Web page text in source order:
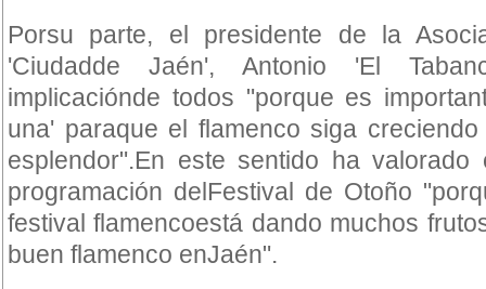
Porsu parte, el presidente de la
'Ciudadde Jaén', Antonio 'El
implicaciónde todos "porque es
una' paraque el flamenco siga
esplendor".En este sentido ha
programación delFestival de Otoño
festival flamencoestá dando muchos
buen flamenco enJaén".